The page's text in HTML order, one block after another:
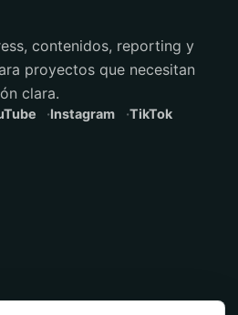
contenidos, reporting y
proyectos que necesitan
clara.
Instagram TikTok